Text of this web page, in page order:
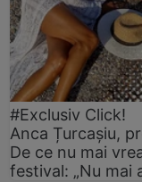
#Exclusiv Click!
Anca Țurcașiu,
De ce nu mai
festival: „Nu mai